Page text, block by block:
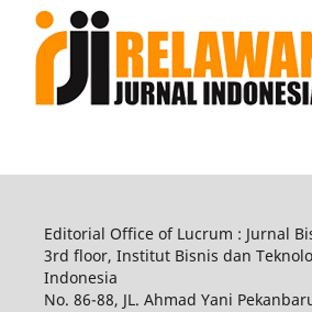
Editorial Office of Lucrum : Jurnal
3rd floor, Institut Bisnis dan
Indonesia
No. 86-88, JL. Ahmad Yani